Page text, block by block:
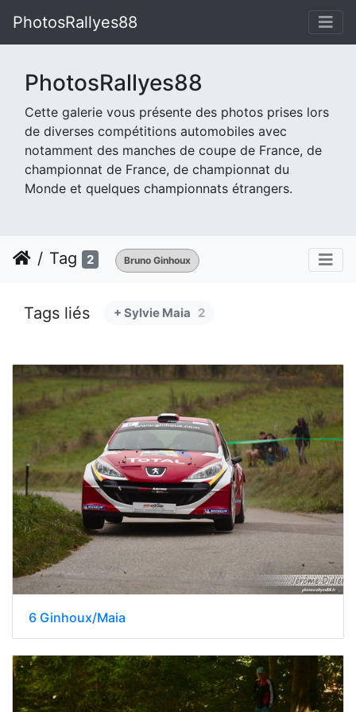
PhotosRallyes88
PhotosRallyes88
Cette galerie vous présente des photos prises lors
de diverses compétitions automobiles avec
notamment des manches de coupe de France, de
championnat de France, de championnat du
Monde et quelques championnats étrangers.
Tag 2 Bruno Ginhoux
Tags liés + Sylvie Maia 2
6 Ginhoux/Maia